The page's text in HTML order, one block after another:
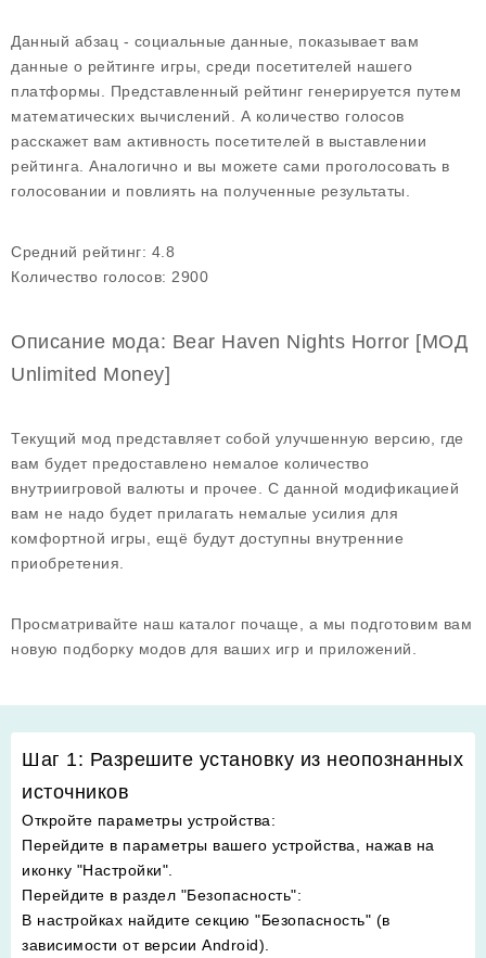
Данный абзац - социальные данные, показывает вам
данные о рейтинге игры, среди посетителей нашего
платформы. Представленный рейтинг генерируется путем
математических вычислений. А количество голосов
расскажет вам активность посетителей в выставлении
рейтинга. Аналогично и вы можете сами проголосовать в
голосовании и повлиять на полученные результаты.
Средний рейтинг: 4.8
Количество голосов: 2900
Описание мода: Bear Haven Nights Horror [МОД
Unlimited Money]
Текущий мод представляет собой улучшенную версию, где
вам будет предоставлено немалое количество
внутриигровой валюты и прочее. С данной модификацией
вам не надо будет прилагать немалые усилия для
комфортной игры, ещё будут доступны внутренние
приобретения.
Просматривайте наш каталог почаще, а мы подготовим вам
новую подборку модов для ваших игр и приложений.
Шаг 1: Разрешите установку из неопознанных
источников
Откройте параметры устройства:
Перейдите в параметры вашего устройства, нажав на
иконку "Настройки".
Перейдите в раздел "Безопасность":
В настройках найдите секцию "Безопасность" (в
зависимости от версии Android).